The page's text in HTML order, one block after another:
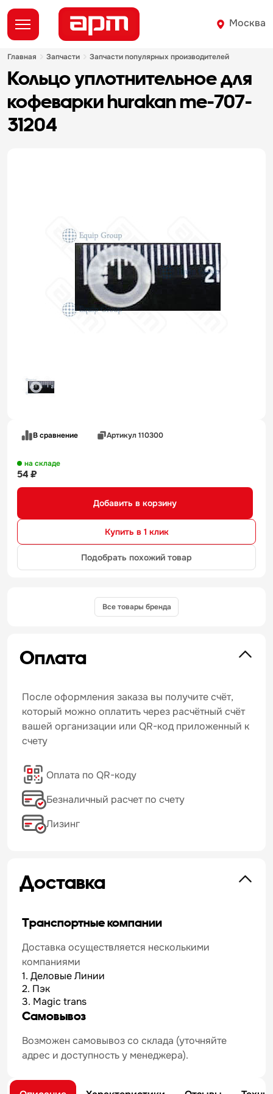
Москва
главная запчасти запчасти популярных производителей
кольцо уплотнительное для
кофеварки hurakan me-707-
31204
В сравнение Артикул 110300
на складе
54 ₽
Добавить в корзину
Купить в 1 клик
Подобрать похожий товар
Все товары бренда
Оплата
После оформления заказа вы получите счёт,
который можно оплатить через расчётный счёт
вашей организации или QR-код приложенный к
счету
Оплата по QR-коду
Безналичный расчет по счету
Лизинг
Доставка
Транспортные компании
Доставка осуществляется несколькими
компаниями
1. Деловые Линии
2. Пэк
3. Magic trans
Самовывоз
Возможен самовывоз со склада (уточняйте
адрес и доступность у менеджера).